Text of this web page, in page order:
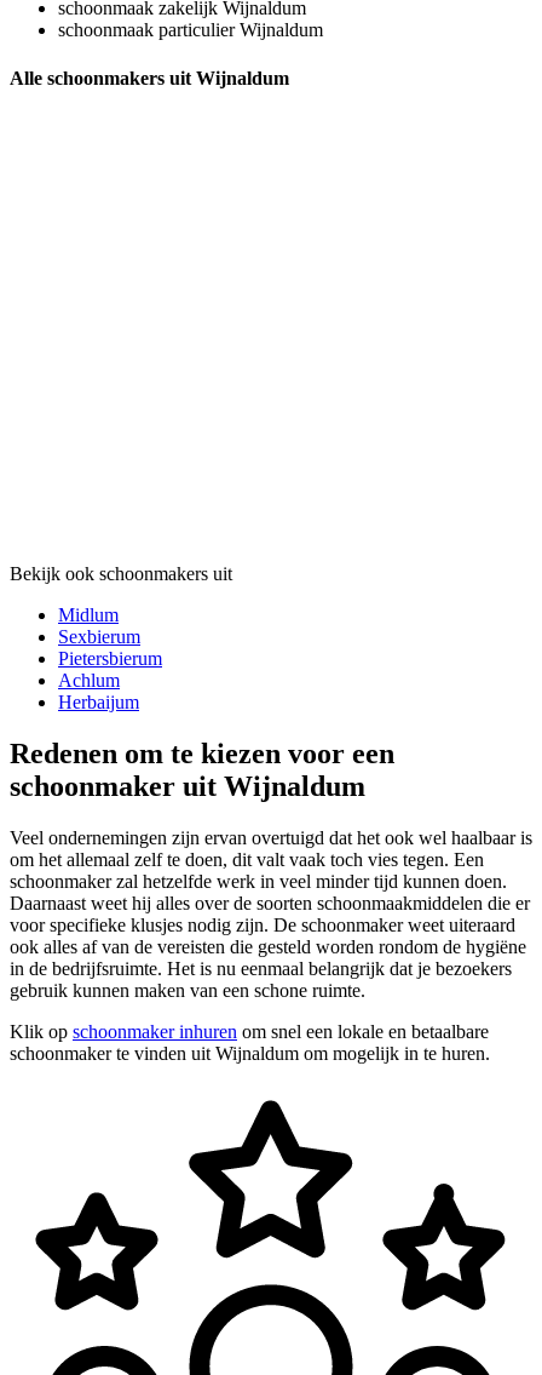
schoonmaak zakelijk Wijnaldum
schoonmaak particulier Wijnaldum
Alle schoonmakers uit Wijnaldum
Bekijk ook schoonmakers uit
Midlum
Sexbierum
Pietersbierum
Achlum
Herbaijum
Redenen om te kiezen voor een
schoonmaker uit Wijnaldum
Veel ondernemingen zijn ervan overtuigd dat het ook wel haalbaar is
om het allemaal zelf te doen, dit valt vaak toch vies tegen. Een
schoonmaker zal hetzelfde werk in veel minder tijd kunnen doen.
Daarnaast weet hij alles over de soorten schoonmaakmiddelen die er
voor specifieke klusjes nodig zijn. De schoonmaker weet uiteraard
ook alles af van de vereisten die gesteld worden rondom de hygiëne
in de bedrijfsruimte. Het is nu eenmaal belangrijk dat je bezoekers
gebruik kunnen maken van een schone ruimte.
Klik op schoonmaker inhuren om snel een lokale en betaalbare
schoonmaker te vinden uit Wijnaldum om mogelijk in te huren.